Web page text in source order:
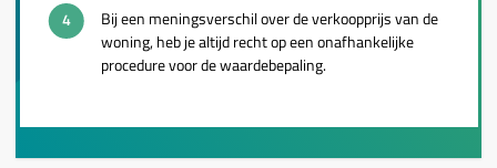
Bij een meningsverschil over de verkoopprijs van de
woning, heb je altijd recht op een onafhankelijke
procedure voor de waardebepaling.